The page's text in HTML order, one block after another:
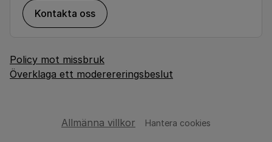
Kontakta oss
Policy mot missbruk
Överklaga ett moderereringsbeslut
Allmänna villkor Hantera cookies